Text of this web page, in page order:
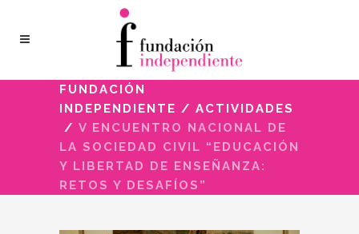
FUNDACIÓN
INDEPENDIENTE / ACTIVIDADES
/ V ENCUENTRO NACIONAL DE
LA SOCIEDAD CIVIL “EDUCACIÓN
Y LIBERTAD DE ENSEÑANZA:
RETOS Y DESAFÍOS”